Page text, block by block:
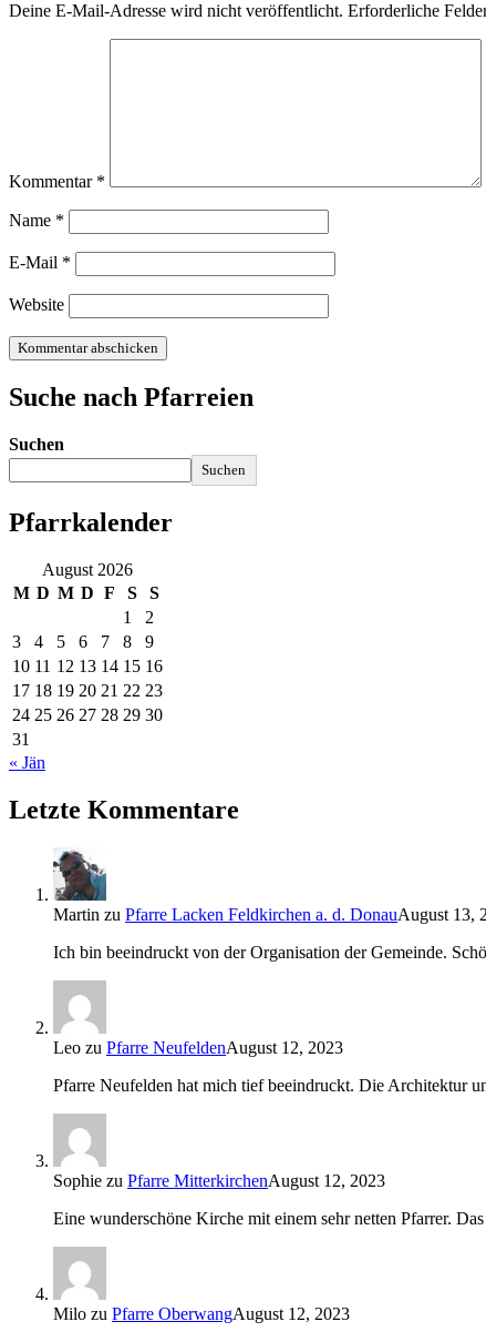
Deine E-Mail-Adresse wird nicht veröffentlicht. Erforderliche
Kommentar *
Name *
E-Mail *
Website
Suche nach Pfarreien
Suchen
Suchen
Pfarrkalender
August 2026
M D M D F S
S
1
2
3
4 5 6 7 8
9
10 11 12 13 14 15 16
17 18 19 20 21 22 23
24 25 26 27 28 29 30
31
« Jän
Letzte Kommentare
Martin zu Pfarre Lacken Feldkirchen a. d. DonauAugust 13,
Ich bin beeindruckt von der Organisation der Gemeinde.
Leo zu Pfarre NeufeldenAugust 12, 2023
Pfarre Neufelden hat mich tief beeindruckt. Die Architektur
Sophie zu Pfarre MitterkirchenAugust 12, 2023
Eine wunderschöne Kirche mit einem sehr netten Pfarrer.
Milo zu Pfarre OberwangAugust 12, 2023